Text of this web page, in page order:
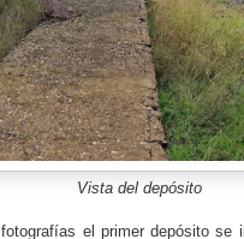
Vista del depósito
el primer depósito se